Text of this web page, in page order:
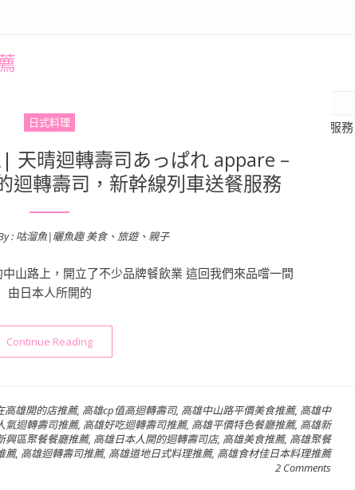
日式料理
| 天晴迴轉壽司あっぱれ appare –
迴轉壽司，新幹線列車送餐服務
: 咕溜魚|曬魚趣 美食、旅遊、親子
山路上，開立了不少品牌餐飲業 這回我們來品嚐一間
由日本人所開的
Continue Reading“【美食】高雄．新興區| 天晴迴轉壽司あっぱれ appare
高雄開的店推薦, 高雄cp值高迴轉壽司, 高雄中山路平價美食推薦, 高雄中
氣迴轉壽司推薦, 高雄好吃迴轉壽司推薦, 高雄平價特色餐廳推薦, 高雄新
興區聚餐餐廳推薦, 高雄日本人開的迴轉壽司店, 高雄美食推薦, 高雄聚餐
薦, 高雄迴轉壽司推薦, 高雄道地日式料理推薦, 高雄食材佳日本料理推薦
2 Comments